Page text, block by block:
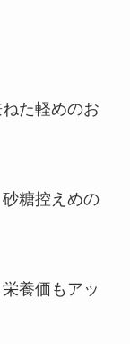
た軽めのお
糖控えめの
養価もアッ